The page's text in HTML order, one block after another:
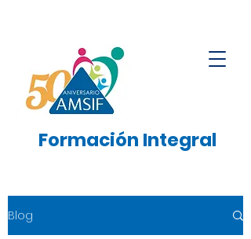
Formación Integral
Blog